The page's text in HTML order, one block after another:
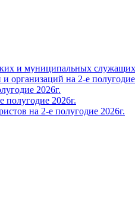
и муниципальных служащих
организаций на 2-е полугодие
2026г.
полугодие 2026г.
на 2-е полугодие 2026г.